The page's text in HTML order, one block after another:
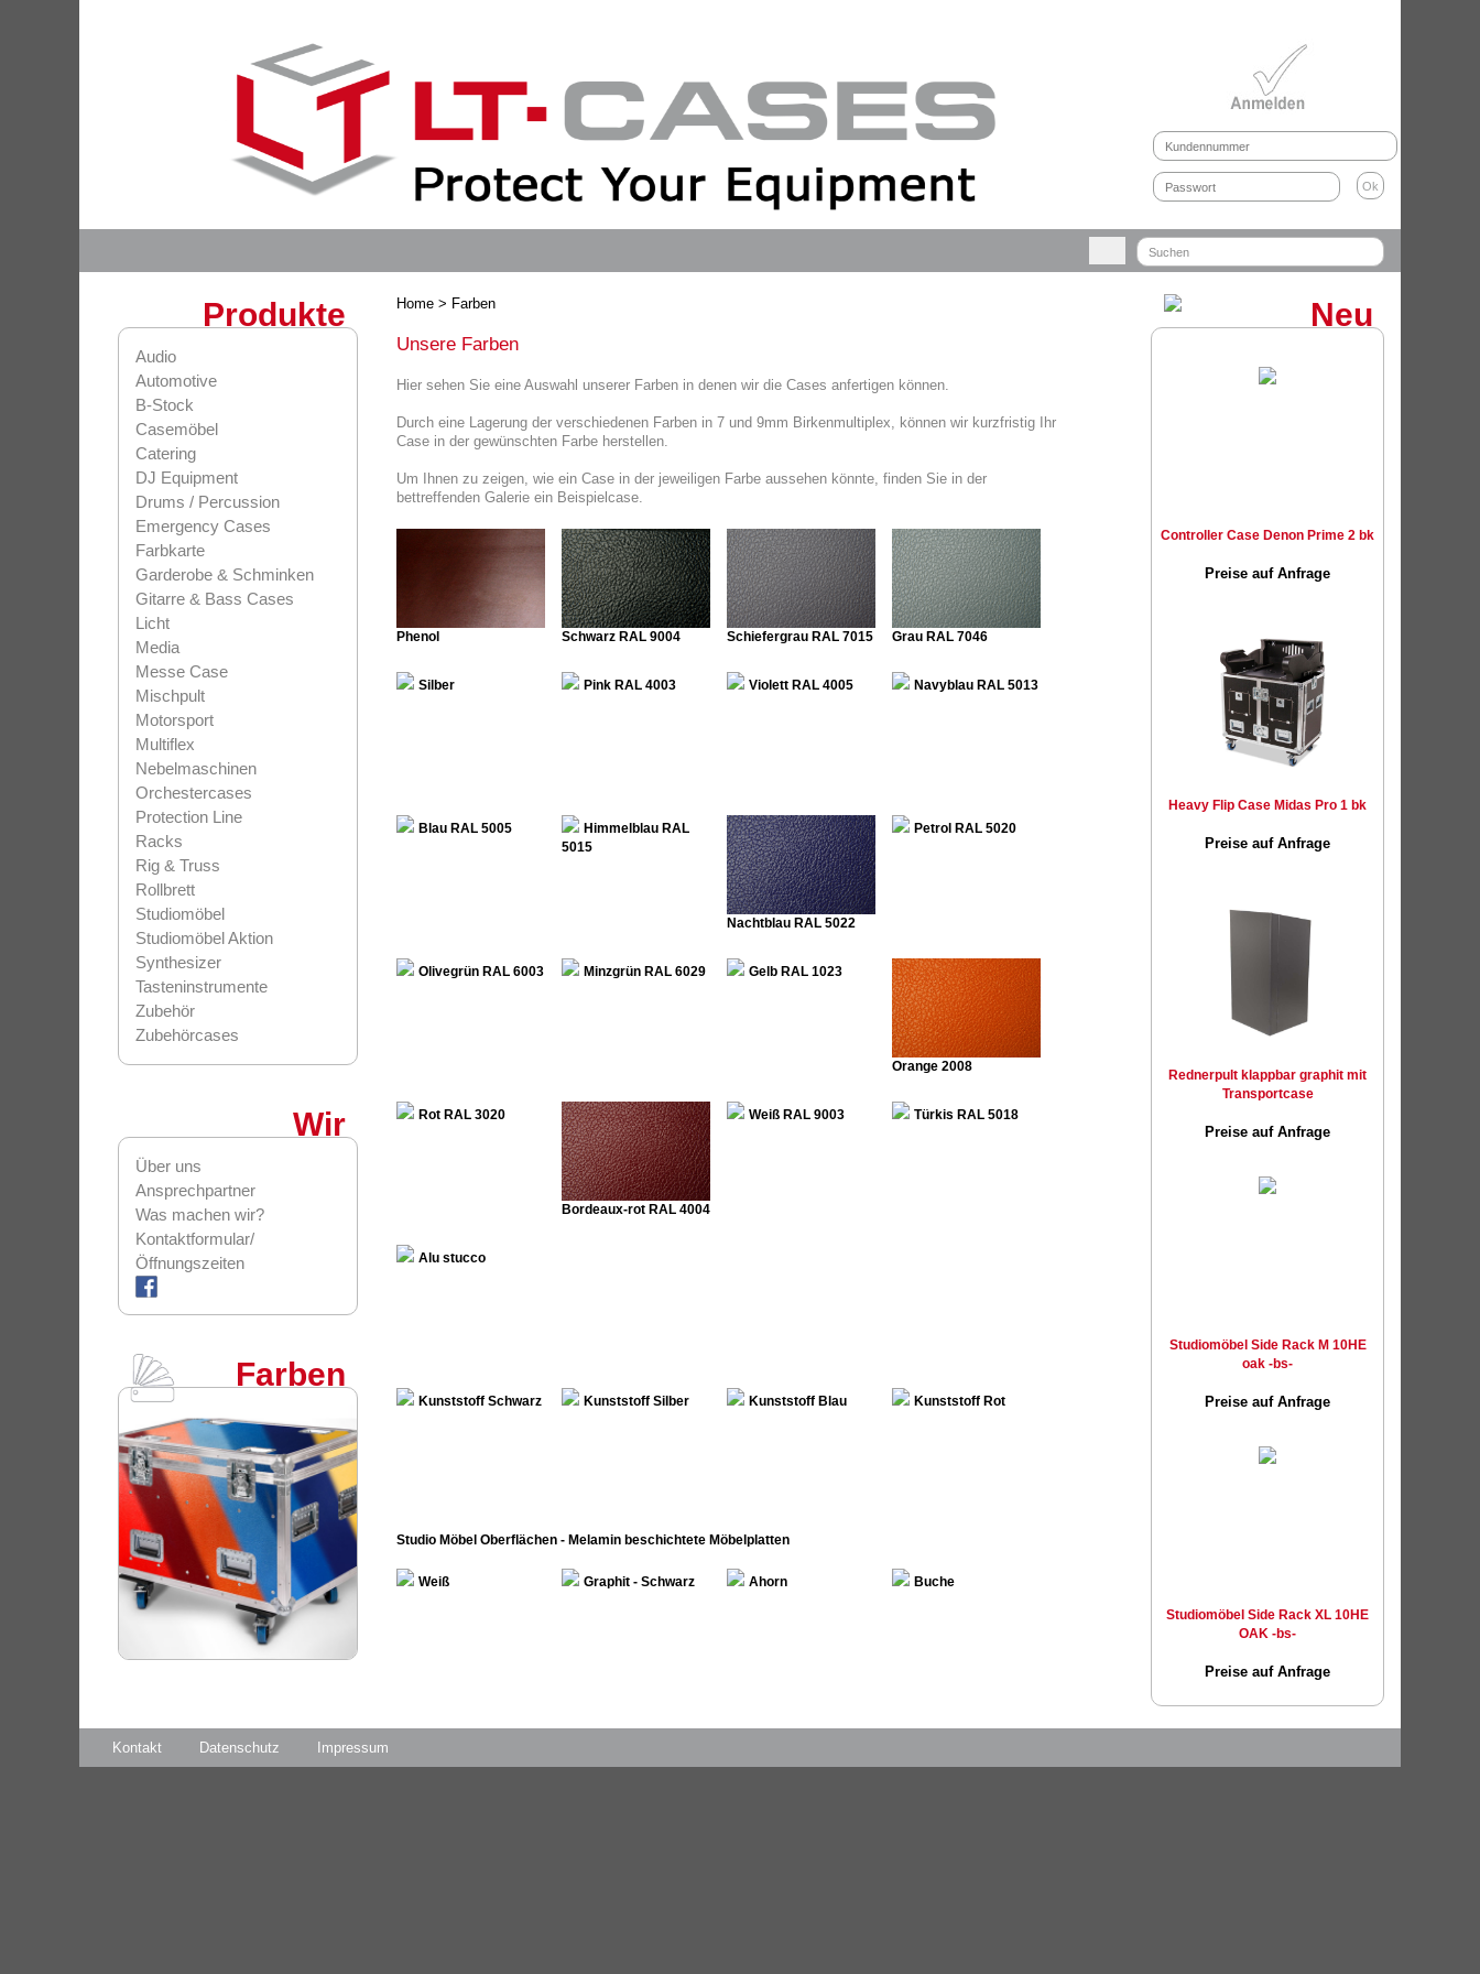
Produkte
Audio
Automotive
B-Stock
Casemöbel
Catering
DJ Equipment
Drums / Percussion
Emergency Cases
Farbkarte
Garderobe & Schminken
Gitarre & Bass Cases
Licht
Media
Messe Case
Mischpult
Motorsport
Multiflex
Nebelmaschinen
Orchestercases
Protection Line
Racks
Rig & Truss
Rollbrett
Studiomöbel
Studiomöbel Aktion
Synthesizer
Tasteninstrumente
Zubehör
Zubehörcases
Wir
Über uns
Ansprechpartner
Was machen wir?
Kontaktformular/
Öffnungszeiten
Farben
Home > Farben
Unsere Farben
Hier sehen Sie eine Auswahl unserer Farben in denen wir die Cases anfertigen können.
Durch eine Lagerung der verschiedenen Farben in 7 und 9mm Birkenmultiplex, können wir kurzfristig Ihr
Case in der gewünschten Farbe herstellen.
Um Ihnen zu zeigen, wie ein Case in der jeweiligen Farbe aussehen könnte, finden Sie in der
bettreffenden Galerie ein Beispielcase.
Phenol Schwarz RAL 9004 Schiefergrau RAL 7015 Grau RAL 7046
Silber Pink RAL 4003 Violett RAL 4005 Navyblau RAL 5013
Blau RAL 5005
Himmelblau RAL
5015
Nachtblau RAL 5022
Petrol RAL 5020
Olivegrün RAL 6003 Minzgrün RAL 6029 Gelb RAL 1023
Orange 2008
Rot RAL 3020
Bordeaux-rot RAL 4004
Weiß RAL 9003 Türkis RAL 5018
Alu stucco
Kunststoff Schwarz Kunststoff Silber Kunststoff Blau Kunststoff Rot
Studio Möbel Oberflächen - Melamin beschichtete Möbelplatten
Weiß Graphit - Schwarz Ahorn Buche
Neu
Controller Case Denon Prime 2 bk
Preise auf Anfrage
Heavy Flip Case Midas Pro 1 bk
Preise auf Anfrage
Rednerpult klappbar graphit mit
Transportcase
Preise auf Anfrage
Studiomöbel Side Rack M 10HE
oak -bs-
Preise auf Anfrage
Studiomöbel Side Rack XL 10HE
OAK -bs-
Preise auf Anfrage
Kontakt Datenschutz Impressum